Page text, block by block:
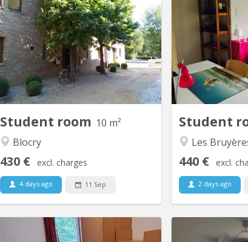
Student room 10 m²
Blocry
430 € excl. charges
4 days ago 11 Sep
Plusieurs chambres seront disponibles
dans différentes maisons partagées
par 4 ou 6 étudiants à partir du
12/09/2026. Les maisons pour 4
étudiants comprennent une cuisine
équipée commune, un accès à une
terrasse et un jardin privatif. Au
premier étage, il y a deux chambres et
Student
Les
440 € excl.
2 days ago
Kot/petite
douche
e. s dans
une zone
Louvain-la-
accessible en
négocier avec
KV 1953